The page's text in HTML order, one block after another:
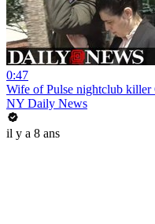
0:47
Wife of Pulse nightclub
NY Daily News
il y a 8 ans